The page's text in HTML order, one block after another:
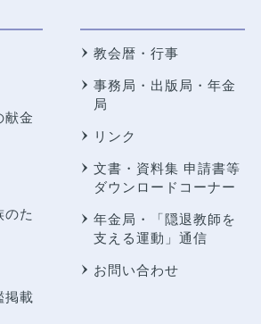
献金
のた
掲載
教会暦・行事
事務局・出版局・年金
局
リンク
文書・資料集 申請書等
ダウンロードコーナー
年金局・
「隠退教師を
支える運動」通信
お問い合わせ